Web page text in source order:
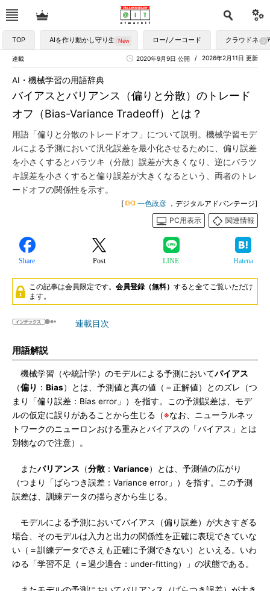
TOP AIを作り動かし守り生かす ロー/ノーコード クラウドネイ
連載 2026年2月11日 更新
2020年9月9日 公開
バイアスとバリアンス（偏りと分散）のトレード
オフ（Bias-Variance Tradeoff）とは？
AI・機械学習の用語辞典
用語「偏りと分散のトレードオフ」について説明。機械学習モデ
ルによる予測において汎化誤差を最小化させるために、偏り誤差
を小さくするとバラツキ（分散）誤差が大きくなり、逆にバラツ
キ誤差を小さくすると偏り誤差が大きくなるという、両者のトレ
ードオフの関係性を示す。
[ 一色政彦 ，デジタルアドバンテージ]
PC用表示
関連情報
Share Post LINE Hatena
この記事は会員限定です。 会員登録（無料） すると全てご覧いただけ
ます。
連載目次
用語解説
機械学習（や統計学）のモデルによる予測においてバイアス
（偏り ： Bias）とは、予測値と真の値（＝正解値）とのズレ（つ
まり「偏り誤差：Bias error」）を指す。この予測誤差は、モデ
ルの仮定に誤りがあることから生じる（※なお、ニューラルネッ
トワークのニューロンおける重みとバイアスの「バイアス」とは
別物なので注意）。
またバリアンス （分散 ： Variance）とは、予測値の広がり
（つまり「ばらつき誤差：Variance error」）を指す。この予測
誤差は、訓練データの揺らぎから生じる。
モデルによる予測においてバイアス（偏り誤差）が大きすぎる
場合、そのモデルは入力と出力の関係性を正確に表現できていな
い（＝訓練データでさえも正確に予測できない）といえる。いわ
ゆる「学習不足（＝過少適合：under-fitting）」の状態である。